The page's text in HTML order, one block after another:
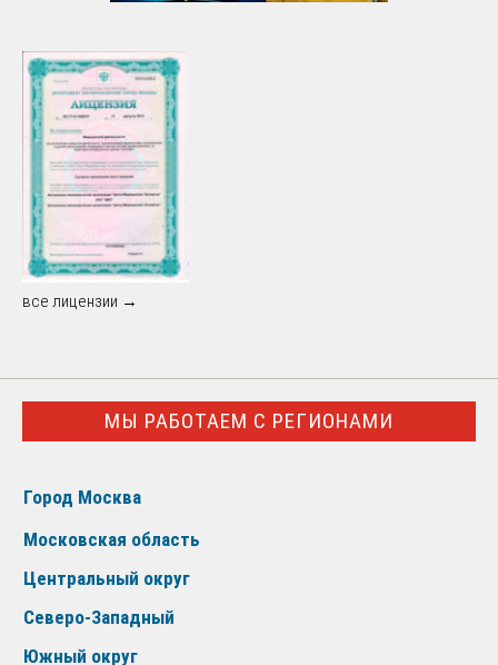
все лицензии →
МЫ РАБОТАЕМ С РЕГИОНАМИ
Город Москва
Московская область
Центральный округ
Северо-Западный
Южный округ